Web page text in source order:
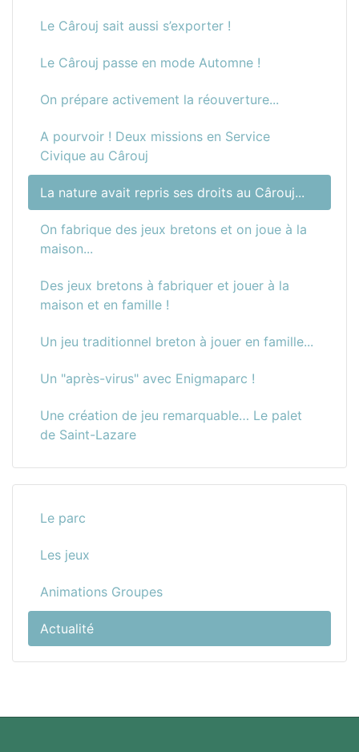
Le Cârouj sait aussi s’exporter !
Le Cârouj passe en mode Automne !
On prépare activement la réouverture...
A pourvoir ! Deux missions en Service
Civique au Cârouj
La nature avait repris ses droits au Cârouj...
On fabrique des jeux bretons et on joue à la
maison...
Des jeux bretons à fabriquer et jouer à la
maison et en famille !
Un jeu traditionnel breton à jouer en famille...
Un "après-virus" avec Enigmaparc !
Une création de jeu remarquable… Le palet
de Saint-Lazare
Le parc
Les jeux
Animations Groupes
Actualité